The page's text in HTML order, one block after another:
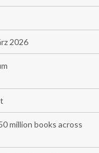
2026
million books across